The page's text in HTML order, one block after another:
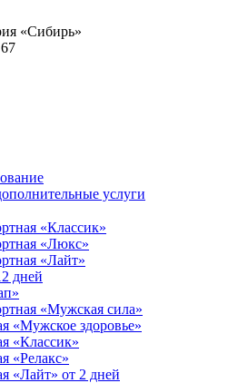
«Сибирь»
услуги
«Классик»
«Люкс»
«Лайт»
дней
«Мужская сила»
«Мужское здоровье»
«Классик»
«Релакс»
«Лайт» от 2 дней